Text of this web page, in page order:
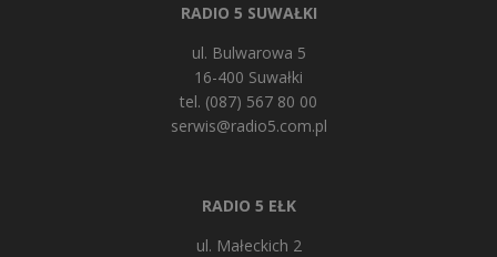
RADIO 5 SUWAŁKI
ul. Bulwarowa 5
16-400 Suwałki
tel. (087) 567 80 00
serwis@radio5.com.pl
RADIO 5 EŁK
ul. Małeckich 2